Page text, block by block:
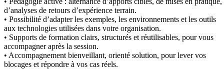
d’analyses de retours d’expérience terrain.
• Possibilité d’adapter les exemples, les environnements et les outils
aux technologies utilisées dans votre organisation.
• Supports de formation clairs, structurés et réutilisables, pour vous
accompagner après la session.
• Accompagnement bienveillant, orienté solution, pour lever vos
blocages et répondre à vos cas réels.